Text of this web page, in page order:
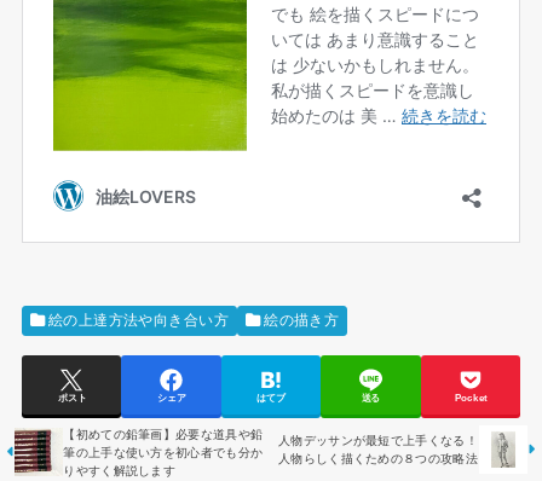
絵の上達方法や向き合い方 絵の描き方
ポスト シェア はてブ 送る Pocket
【初めての鉛筆画】必要な道具や鉛
筆の上手な使い方を初心者でも分か
りやすく解説します
人物デッサンが最短で上手くなる！
人物らしく描くための８つの攻略法